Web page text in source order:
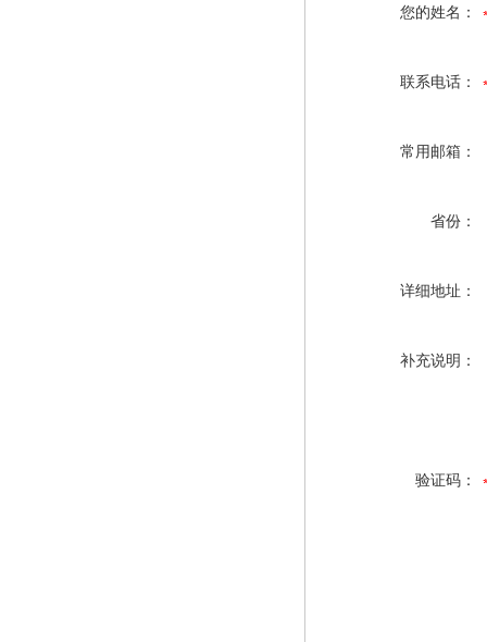
您的姓名：
联系电话：
常用邮箱：
省份：
详细地址：
补充说明：
验证码：